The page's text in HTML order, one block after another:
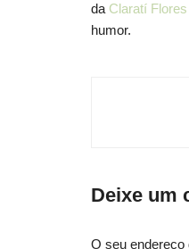
da Claratí
humor.
Deixe um
O seu endereço